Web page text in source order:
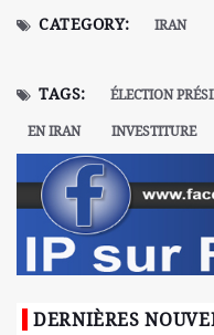
CATEGORY: IRAN
TAGS: ÉLECTION
EN IRAN
INVESTITURE
DERNIÈRES